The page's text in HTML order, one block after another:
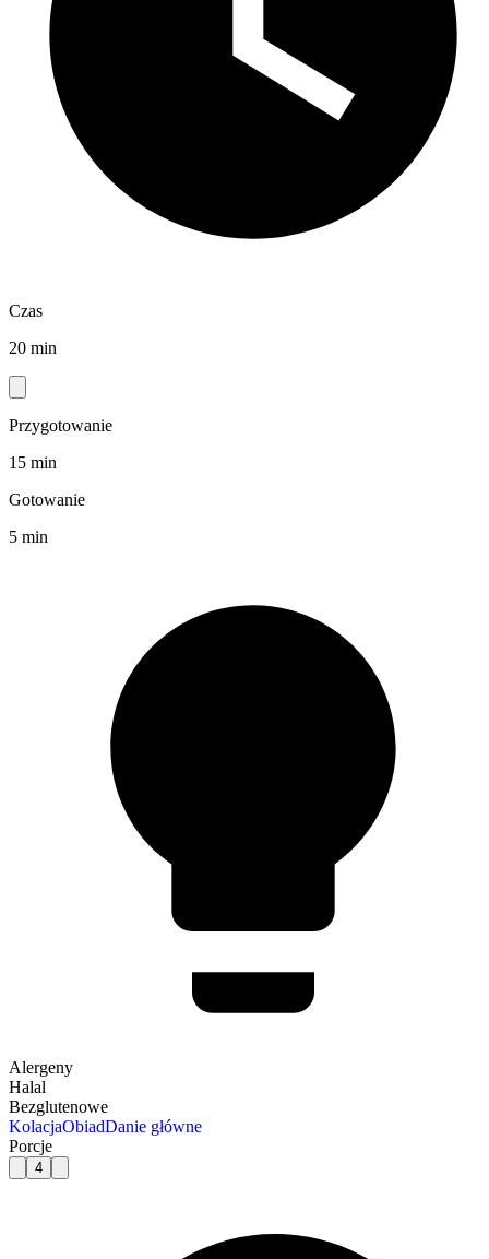
Czas
20 min
Przygotowanie
15 min
Gotowanie
5 min
Alergeny
Halal
Bezglutenowe
KolacjaObiadDanie główne
Porcje
4